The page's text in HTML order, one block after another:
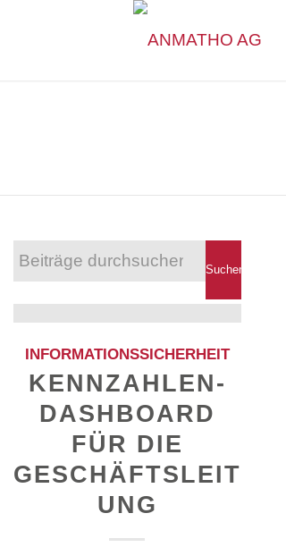
INFORMATIONSSICHERHEIT
KENNZAHLEN-
DASHBOARD
FÜR DIE
GESCHÄFTSLEIT
UNG